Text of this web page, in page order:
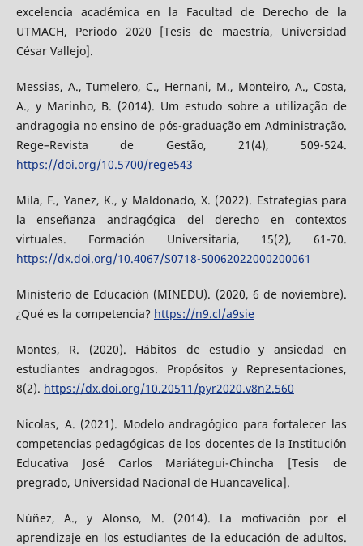
excelencia académica en la Facultad de Derecho de la
UTMACH, Periodo 2020 [Tesis de maestría, Universidad
César Vallejo].
Messias, A., Tumelero, C., Hernani, M., Monteiro, A., Costa,
A., y Marinho, B. (2014). Um estudo sobre a utilização de
andragogia no ensino de pós-graduação em Administração.
Rege–Revista de Gestão, 21(4), 509-524.
https://doi.org/10.5700/rege543
Mila, F., Yanez, K., y Maldonado, X. (2022). Estrategias para
la enseñanza andragógica del derecho en contextos
virtuales. Formación Universitaria, 15(2), 61-70.
https://dx.doi.org/10.4067/S0718-50062022000200061
Ministerio de Educación (MINEDU). (2020, 6 de noviembre).
¿Qué es la competencia? https://n9.cl/a9sie
Montes, R. (2020). Hábitos de estudio y ansiedad en
estudiantes andragogos. Propósitos y Representaciones,
8(2). https://dx.doi.org/10.20511/pyr2020.v8n2.560
Nicolas, A. (2021). Modelo andragógico para fortalecer las
competencias pedagógicas de los docentes de la Institución
Educativa José Carlos Mariátegui-Chincha [Tesis de
pregrado, Universidad Nacional de Huancavelica].
Núñez, A., y Alonso, M. (2014). La motivación por el
aprendizaje en los estudiantes de la educación de adultos.